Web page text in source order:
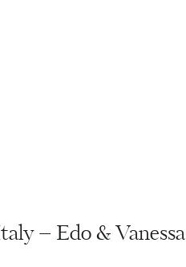
– Edo & Vanessa